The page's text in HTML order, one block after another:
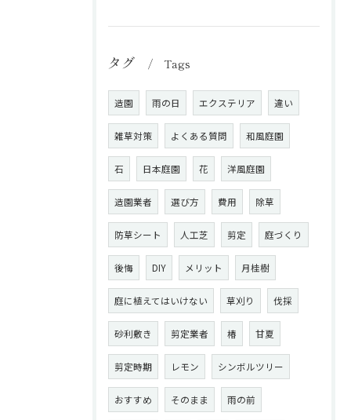
タグ Tags
造園 雨の日 エクステリア 違い
雑草対策 よくある質問 和風庭園
石 日本庭園 花 洋風庭園
造園業者 選び方 費用 除草
防草シート 人工芝 剪定 庭づくり
後悔 DIY メリット 月桂樹
庭に植えてはいけない 草刈り 伐採
砂利敷き 剪定業者 椿 甘夏
剪定時期 レモン シンボルツリー
おすすめ そのまま 雨の前